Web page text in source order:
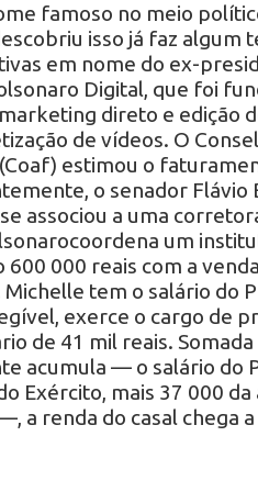
famoso no meio
isso já faz algum
em nome do ex-
Digital, que foi
direto e edição
de vídeos. O
estimou o
o senador
associou a uma
um
600 000 reais com a
tem o salário do
exerce o cargo de
de 41 mil reais.
acumula — o salário do
Exército, mais 37 000
a renda do casal chega